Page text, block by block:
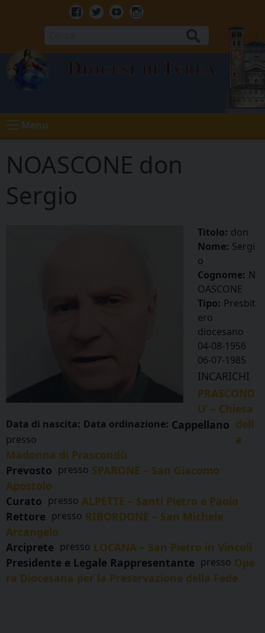
Facebook
TwitterYoutubeInstagram
Diocesi di Ivrea
Menu
NOASCONE don
Sergio
Titolo: don
Nome: Sergi
o
Cognome: N
OASCONE
Tipo: Presbit
ero
diocesano
Data di nascita:
04-08-1956
Data ordinazione:
06-07-1985
INCARICHI
Cappellano
presso
PRASCOND
U’ – Chiesa
dell
a
Madonna di Prascondù
Prevosto presso SPARONE – San Giacomo
Apostolo
Curato presso ALPETTE – Santi Pietro e Paolo
Rettore presso RIBORDONE – San Michele
Arcangelo
Arciprete presso LOCANA – San Pietro in Vincoli
Presidente e Legale Rappresentante presso Ope
ra Diocesana per la Preservazione della Fede